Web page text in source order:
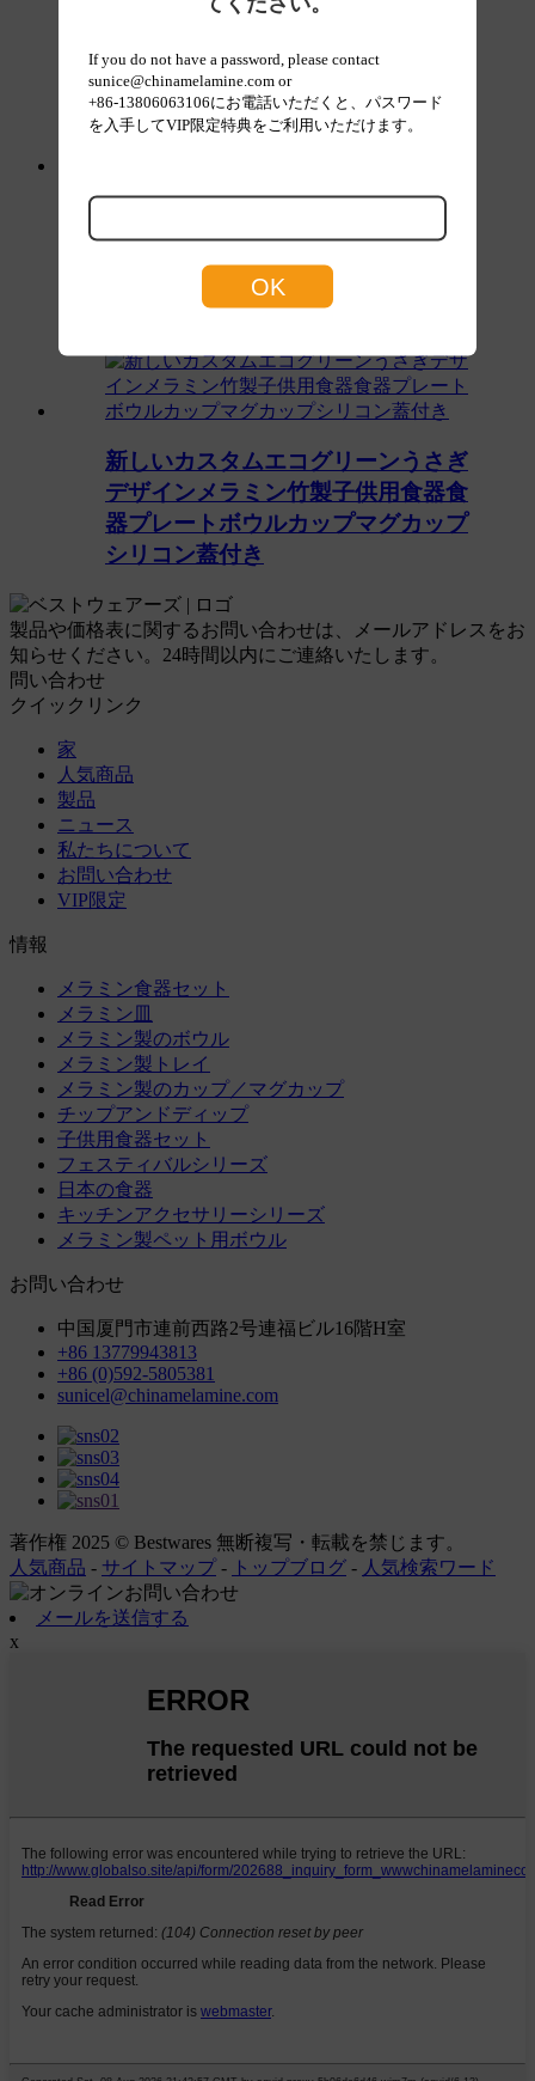
If you do not have a password, please contact
sunice@chinamelamine.com or
+86-13806063106にお電話いただくと、パスワード
を入手してVIP限定特典をご利用いただけます。
ニング
ザインメラミン竹製子供用食器食器
プレートボウルカップマグカップシ
リコン蓋付き
新しいカスタムエコグリーンうさぎ
デザインメラミン竹製子供用食器食
器プレートボウルカップマグカップ
シリコン蓋付き
製品や価格表に関するお問い合わせは、メールアドレスをお
知らせください。24時間以内にご連絡いたします。
問い合わせ
クイックリンク
家
人気商品
製品
ニュース
私たちについて
お問い合わせ
VIP限定
情報
メラミン食器セット
メラミン皿
メラミン製のボウル
メラミン製トレイ
メラミン製のカップ／マグカップ
チップアンドディップ
子供用食器セット
フェスティバルシリーズ
日本の食器
キッチンアクセサリーシリーズ
メラミン製ペット用ボウル
お問い合わせ
中国厦門市連前西路2号連福ビル16階H室
+86 13779943813
+86 (0)592-5805381
sunicel@chinamelamine.com
著作権 2025 © Bestwares 無断複写・転載を禁じます。
人気商品 - サイトマップ- トップブログ - 人気検索ワード
メールを送信する
x